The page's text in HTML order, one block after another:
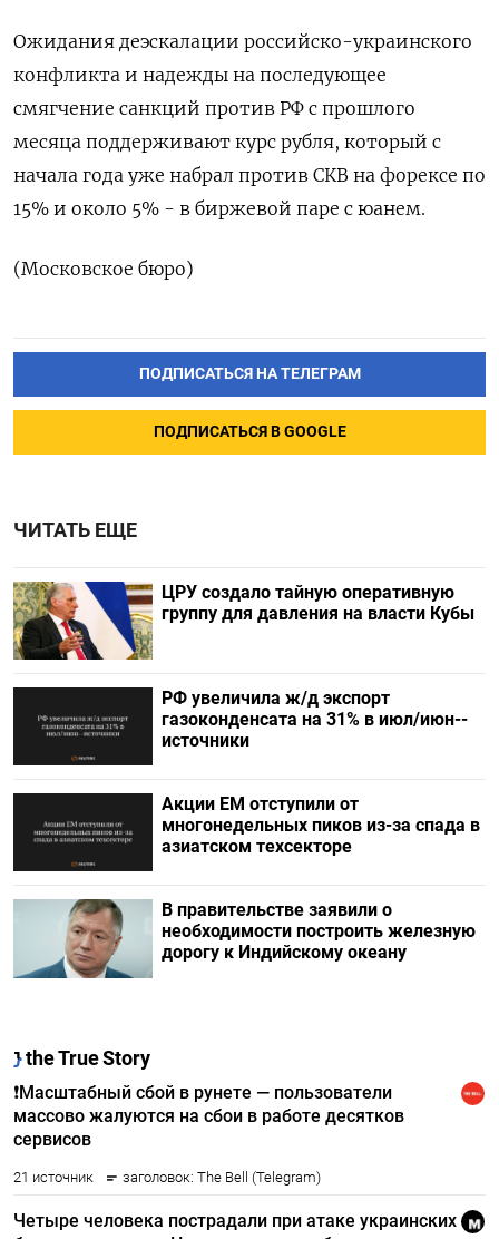
Ожидания деэскалации российско-украинского
конфликта и надежды на последующее
смягчение санкций против РФ с прошлого
месяца поддерживают курс рубля, который с
начала года уже набрал против СКВ на форексе по
15% и около 5% - в биржевой паре с юанем.
(Московское бюро)
ПОДПИСАТЬСЯ НА ТЕЛЕГРАМ
ПОДПИСАТЬСЯ В GOOGLE
ЧИТАТЬ ЕЩЕ
ЦРУ создало тайную оперативную
группу для давления на власти Кубы
РФ увеличила ж/д экспорт
газоконденсата на 31% в июл/июн--
источники
Акции ЕМ отступили от
многонедельных пиков из-за спада в
азиатском техсекторе
В правительстве заявили о
необходимости построить железную
дорогу к Индийскому океану